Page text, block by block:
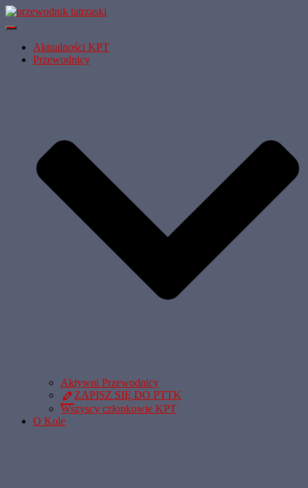
Przełącz Nawigację
Aktualności KPT
Przewodnicy
Aktywni Przewodnicy
ZAPISZ SIĘ DO PTTK
Wszyscy członkowie KPT
O Kole